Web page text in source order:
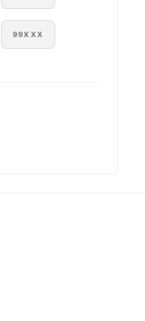
99XXX